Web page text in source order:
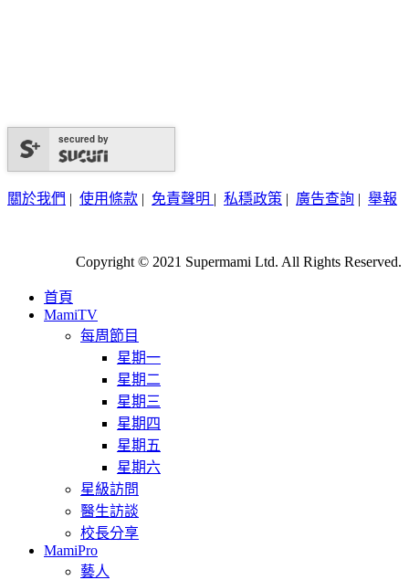
secured by
關於我們 | 使用條款 | 免責聲明 | 私穩政策 | 廣告查詢 | 舉報
Copyright © 2021 Supermami Ltd. All Rights Reserved.
首頁
MamiTV
每周節目
星期一
星期二
星期三
星期四
星期五
星期六
星級訪問
醫生訪談
校長分享
MamiPro
藝人